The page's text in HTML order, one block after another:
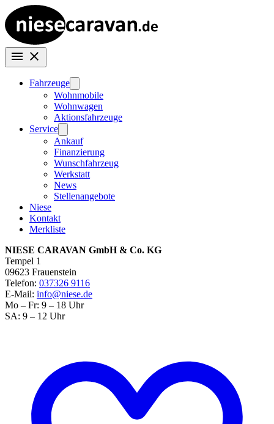
Fahrzeuge
Wohnmobile
Wohnwagen
Aktionsfahrzeuge
Service
Ankauf
Finanzierung
Wunschfahrzeug
Werkstatt
News
Stellenangebote
Niese
Kontakt
Merkliste
NIESE CARAVAN GmbH & Co. KG
Tempel 1
09623 Frauenstein
Telefon: 037326 9116
E-Mail: info@niese.de
Mo – Fr: 9 – 18 Uhr
SA: 9 – 12 Uhr